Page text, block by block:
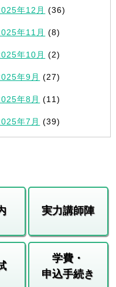
年12月 (36)
年11月 (8)
年10月 (2)
年9月 (27)
年8月 (11)
年7月 (39)
実力講師陣
学費・
申込手続き